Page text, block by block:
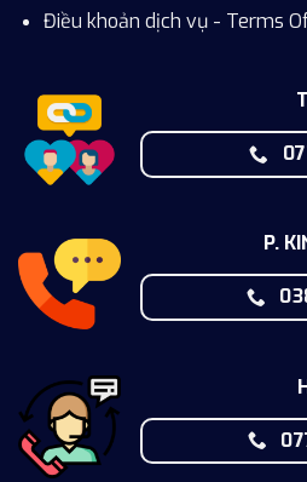
Điều khoản dịch vụ - Terms
P.